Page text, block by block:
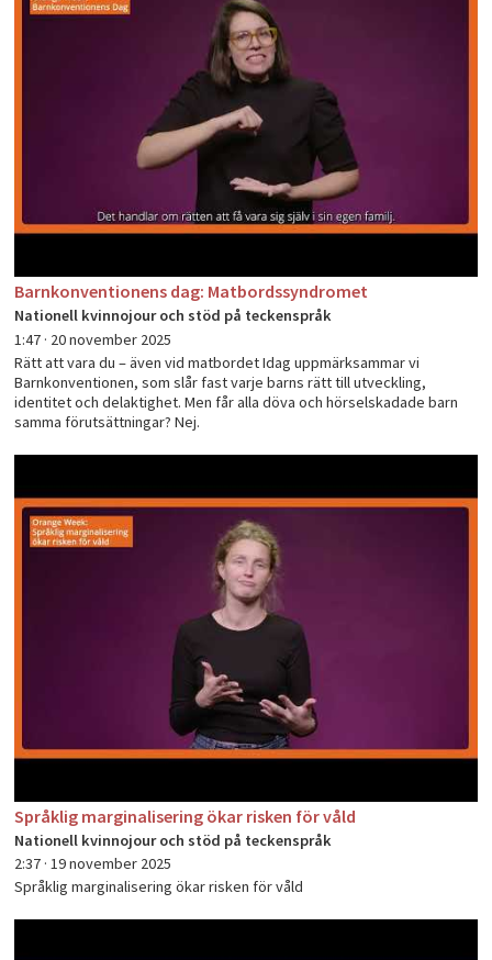
Barnkonventionens dag: Matbordssyndromet
Nationell kvinnojour och stöd på teckenspråk
1:47 · 20 november 2025
Rätt att vara du – även vid matbordet Idag uppmärksammar vi
Barnkonventionen, som slår fast varje barns rätt till utveckling,
identitet och delaktighet. Men får alla döva och hörselskadade barn
samma förutsättningar? Nej.
Språklig marginalisering ökar risken för våld
Nationell kvinnojour och stöd på teckenspråk
2:37 ·19 november 2025
Språklig marginalisering ökar risken för våld